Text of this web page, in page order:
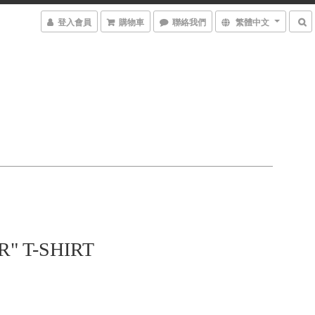
登入會員 購物車 聯絡我們 繁體中文
T-SHIRT